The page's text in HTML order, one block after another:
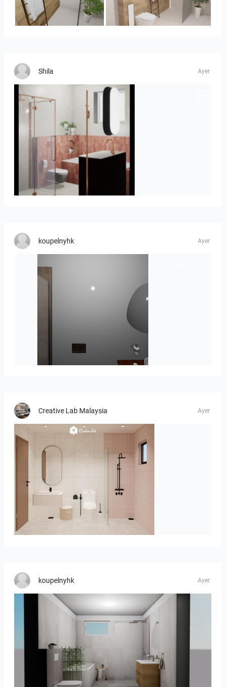
Panorama-01 Bild_1
Shila Ayer
Jorik_en_Laure_10723-02
koupelnyhk Ayer
koupelna_II-01
Creative Lab Malaysia Ayer
AISYA_BATHROOM
koupelnyhk Ayer